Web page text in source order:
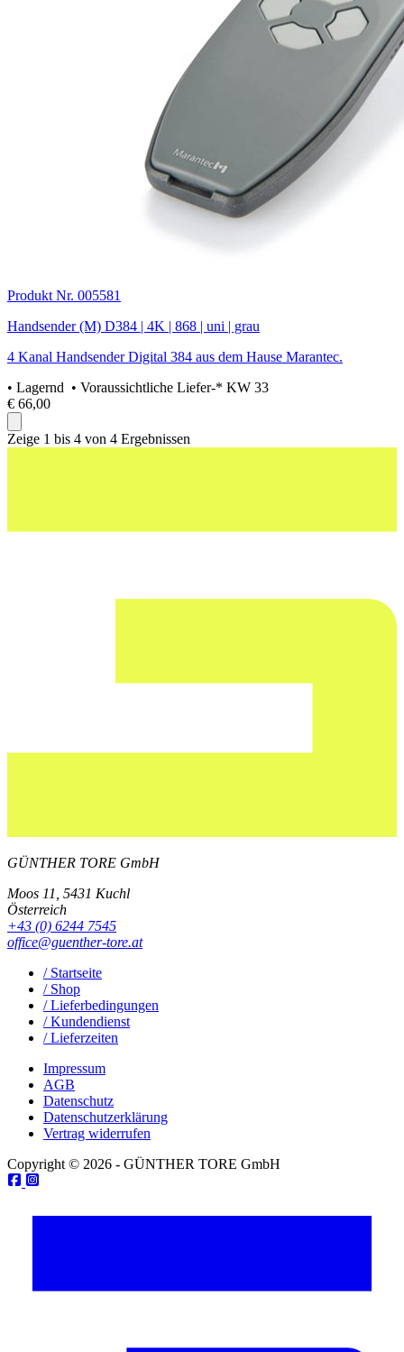
Produkt Nr. 005581
Handsender (M) D384 | 4K | 868 | uni | grau
4 Kanal Handsender Digital 384 aus dem Hause Marantec.
• Lagernd • Voraussichtliche Liefer-* KW 33
€ 66,00
Zeige 1 bis 4 von 4 Ergebnissen
GÜNTHER TORE GmbH
Moos 11, 5431 Kuchl
Österreich
+43 (0) 6244 7545
office@guenther-tore.at
/ Startseite
/ Shop
/ Lieferbedingungen
/ Kundendienst
/ Lieferzeiten
Impressum
AGB
Datenschutz
Datenschutzerklärung
Vertrag widerrufen
Copyright © 2026 - GÜNTHER TORE GmbH